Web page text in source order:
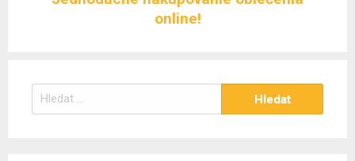
online!
Vyhledávání